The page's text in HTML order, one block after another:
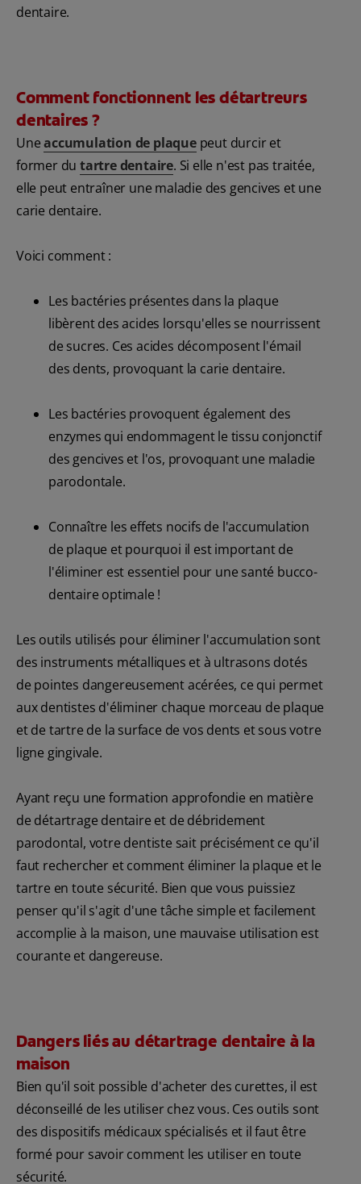
dentaire.
Comment fonctionnent les détartreurs
dentaires ?
Uneaccumulation de plaque peut durcir et
former dutartre dentaire. Si elle n'est pas traitée,
elle peut entraîner une maladie des gencives et une
carie dentaire.
Voici comment :
Les bactéries présentes dans la plaque
libèrent des acides lorsqu'elles se nourrissent
de sucres. Ces acides décomposent l'émail
des dents, provoquant la carie dentaire.
Les bactéries provoquent également des
enzymes qui endommagent le tissu conjonctif
des gencives et l'os, provoquant une maladie
parodontale.
Connaître les effets nocifs de l'accumulation
de plaque et pourquoi il est important de
l'éliminer est essentiel pour une santé bucco-
dentaire optimale !
Les outils utilisés pour éliminer l'accumulation sont
des instruments métalliques et à ultrasons dotés
de pointes dangereusement acérées, ce qui permet
aux dentistes d'éliminer chaque morceau de plaque
et de tartre de la surface de vos dents et sous votre
ligne gingivale.
Ayant reçu une formation approfondie en matière
de détartrage dentaire et de débridement
parodontal, votre dentiste sait précisément ce qu'il
faut rechercher et comment éliminer la plaque et le
tartre en toute sécurité. Bien que vous puissiez
penser qu'il s'agit d'une tâche simple et facilement
accomplie à la maison, une mauvaise utilisation est
courante et dangereuse.
Dangers liés au détartrage dentaire à la
maison
Bien qu'il soit possible d'acheter des curettes, il est
déconseillé de les utiliser chez vous. Ces outils sont
des dispositifs médicaux spécialisés et il faut être
formé pour savoir comment les utiliser en toute
sécurité.